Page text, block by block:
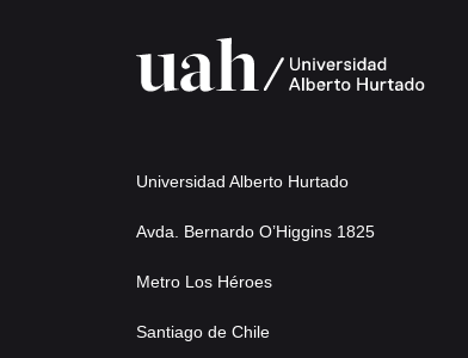
Universidad Alberto Hurtado
Avda. Bernardo O’Higgins 1825
Metro Los Héroes
Santiago de Chile